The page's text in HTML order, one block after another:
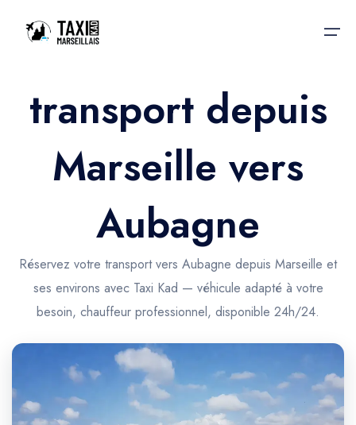
Accueil
Nos services
Nos services
Trajet Gare SNCF
Trajet Port croisière
Trajet Séminaire
Trajet Santé
Trajet Longue Distance
Réservation
Actualités & évènements
Contactez-nous
transport depuis
Marseille vers
Aubagne
Réservez votre transport vers Aubagne depuis Marseille et
ses environs avec Taxi Kad — véhicule adapté à votre
besoin, chauffeur professionnel, disponible 24h/24.